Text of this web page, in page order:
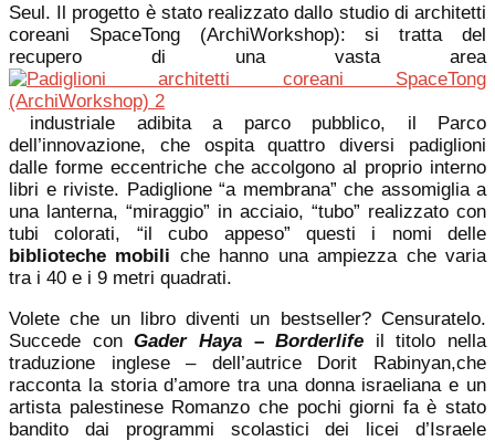
Seul. Il progetto è stato realizzato dallo studio di architetti
coreani SpaceTong (ArchiWorkshop): si tratta del
recupero di una vasta area
industriale adibita a parco pubblico, il Parco
dell’innovazione, che ospita quattro diversi padiglioni
dalle forme eccentriche che accolgono al proprio interno
libri e riviste. Padiglione “a membrana” che assomiglia a
una lanterna, “miraggio” in acciaio, “tubo” realizzato con
tubi colorati, “il cubo appeso” questi i nomi delle
biblioteche mobili che hanno una ampiezza che varia
tra i 40 e i 9 metri quadrati.
Volete che un libro diventi un bestseller? Censuratelo.
Succede conGader Haya–Borderlife il titolo nella
traduzione inglese – dell’autrice Dorit Rabinyan,che
racconta la storia d’amore tra una donna israeliana e un
artista palestinese Romanzo che pochi giorni fa è stato
bandito dai programmi scolastici dei licei d’Israele